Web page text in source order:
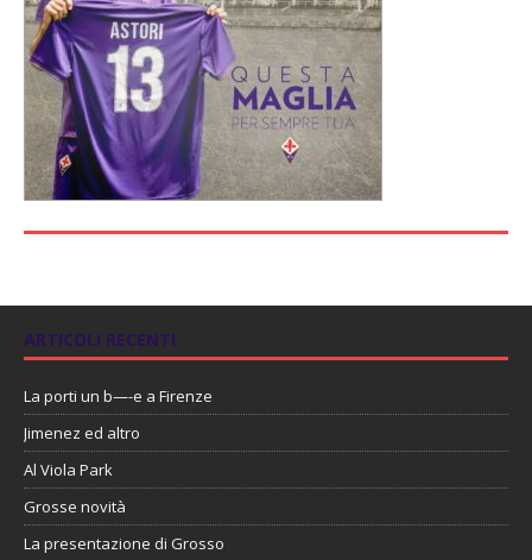
ARTICOLI RECENTI
La porti un b—-e a Firenze
Jimenez ed altro
Al Viola Park
Grosse novità
La presentazione di Grosso